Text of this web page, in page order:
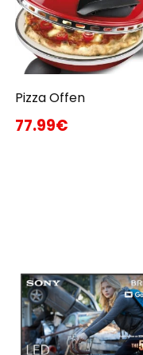
Pizza Offen
77.99€